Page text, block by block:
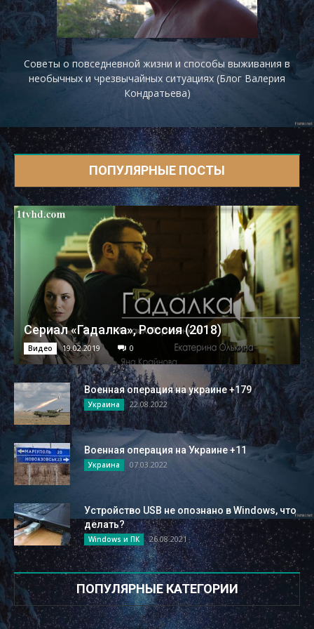
Советы о повседневной жизни и способы выживания в
необычных и чрезвычайных ситуациях (Блог Валерия
Кондратьева)
ПОПУЛЯРНЫЕ ПОСТЫ
Сериал «Гадалка», Россия (2018)
Видео 19.02.2019 0
Военная операция на украине +179
Украина 22.08.2022
Военная операция на Украине +11
Украина 07.03.2022
Устройство USB не опознано в Windows, что
делать?
Windows и ПК 26.08.2021
ПОПУЛЯРНЫЕ КАТЕГОРИИ